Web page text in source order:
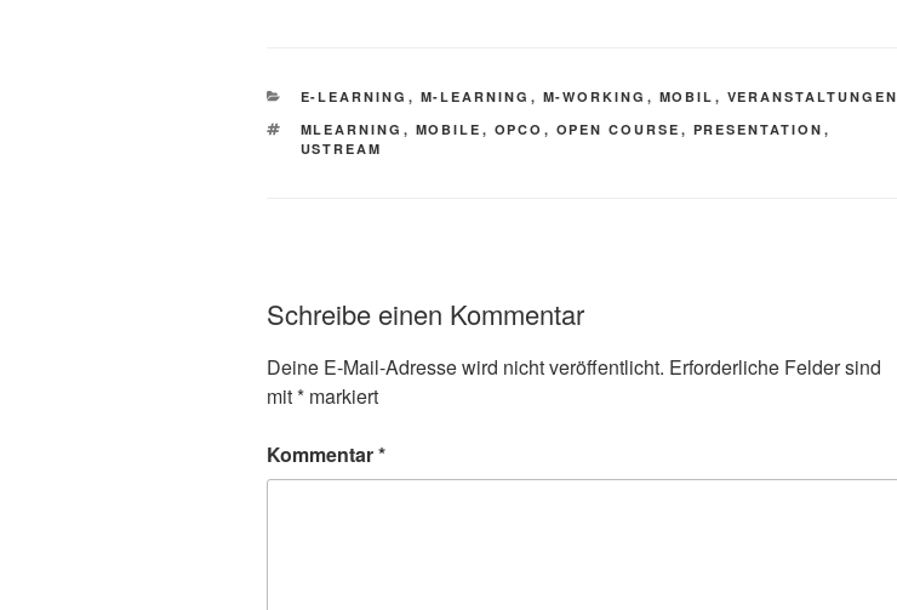
KATEGORIEN
E-LEARNING , M-LEARNING , M-WORKING , MOBIL , VERANSTALTUNGEN
SCHLAGWÖRTER
MLEARNING , MOBILE , OPCO , OPEN COURSE , PRESENTATION ,
USTREAM
Schreibe einen Kommentar
Deine E-Mail-Adresse wird nicht veröffentlicht. Erforderliche Felder sind
mit* markiert
Kommentar*